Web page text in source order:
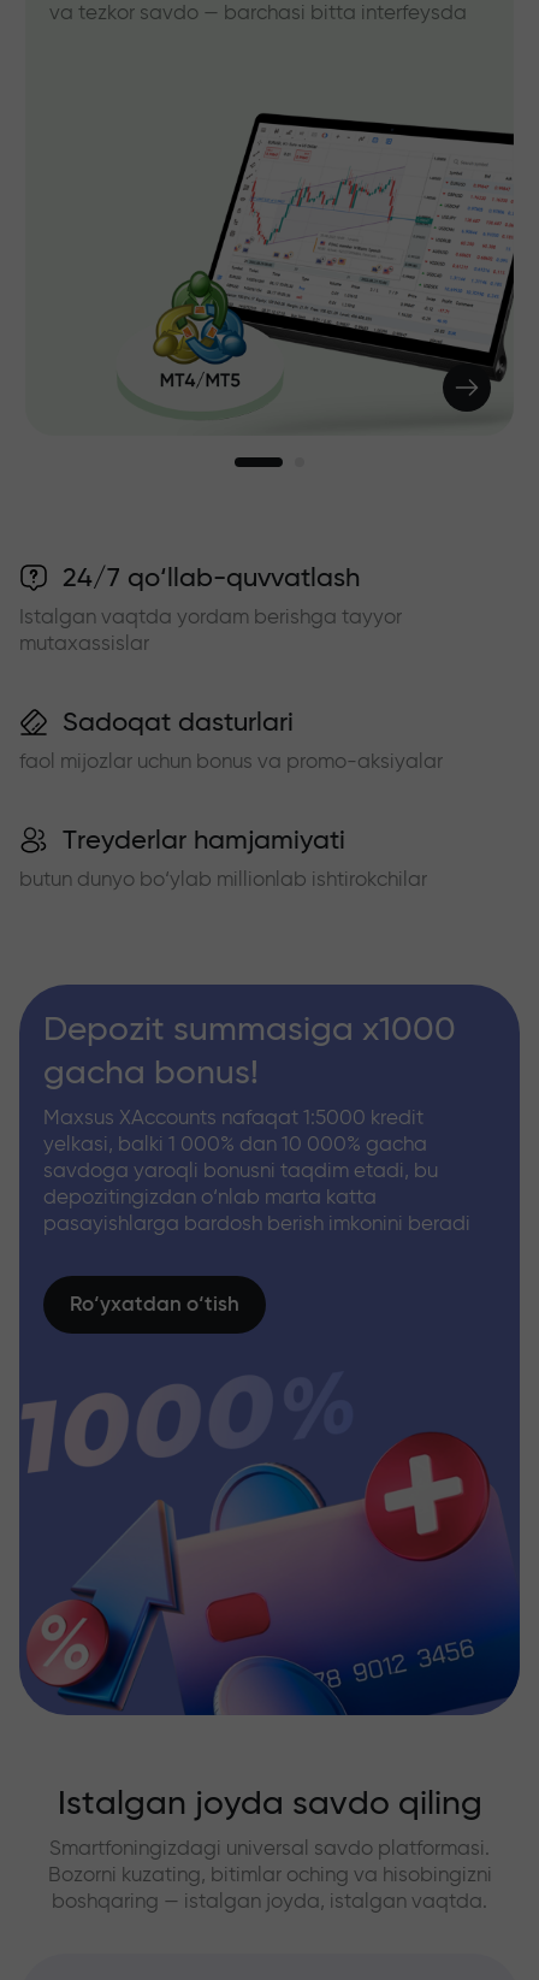
va tezkor savdo — barchasi bitta interfeysda
24/7 qo‘llab-quvvatlash
Istalgan vaqtda yordam berishga tayyor
mutaxassislar
Sadoqat dasturlari
faol mijozlar uchun bonus va promo-aksiyalar
Treyderlar hamjamiyati
butun dunyo bo‘ylab millionlab ishtirokchilar
Depozit summasiga x1000
gacha bonus!
Maxsus XAccounts nafaqat 1:5000 kredit
yelkasi, balki 1 000% dan 10 000% gacha
savdoga yaroqli bonusni taqdim etadi, bu
depozitingizdan o‘nlab marta katta
pasayishlarga bardosh berish imkonini beradi
Ro‘yxatdan o‘tish
Istalgan joyda savdo qiling
Smartfoningizdagi universal savdo platformasi.
Bozorni kuzating, bitimlar oching va hisobingizni
boshqaring — istalgan joyda, istalgan vaqtda.